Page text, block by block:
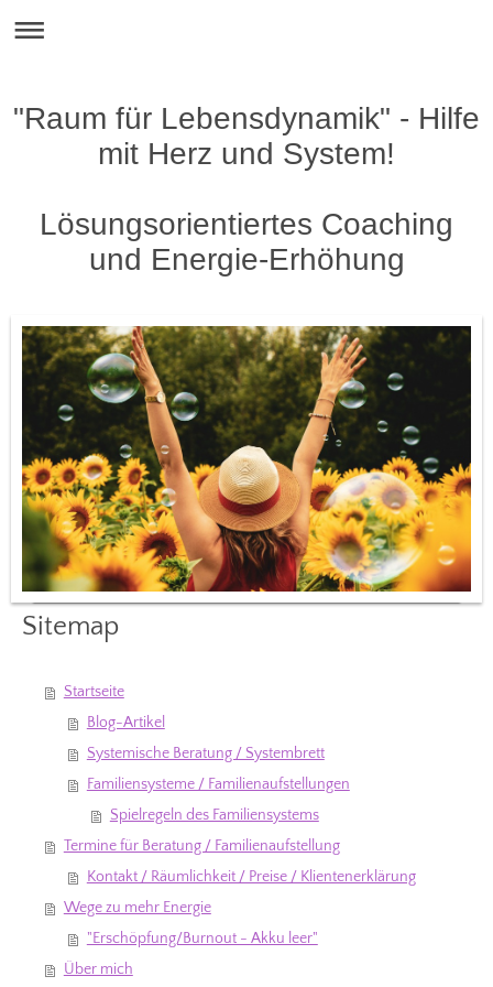
"Raum für Lebensdynamik" - Hilfe
mit Herz und System!
Lösungsorientiertes Coaching
und Energie-Erhöhung
Sitemap
Startseite
Blog-Artikel
Systemische Beratung / Systembrett
Familiensysteme / Familienaufstellungen
Spielregeln des Familiensystems
Termine für Beratung / Familienaufstellung
Kontakt / Räumlichkeit / Preise / Klientenerklärung
Wege zu mehr Energie
"Erschöpfung/Burnout - Akku leer"
Über mich